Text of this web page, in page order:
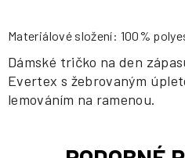
Materiálové složení: 100%
Dámské tričko na den
Evertex s žebrovaným
lemováním na ramenou.